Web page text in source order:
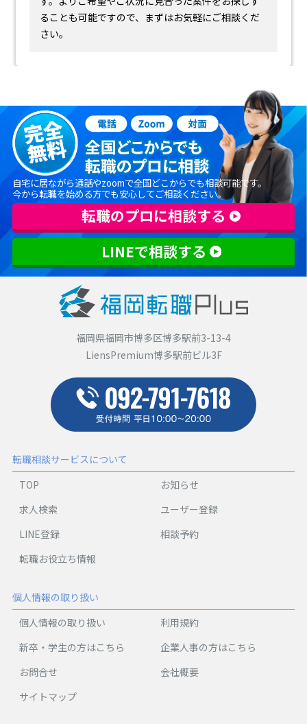
ることも可能ですので、まずはお気軽にご相談くだ
さい。
自宅に居ながら通話やzoomで全国どこからでも相談可能です。
今から転職を始める方でも安心してご相談ください。
転職のプロに相談する
LINEで相談する
福岡県福岡市博多区博多駅前3-13-4
LiensPremium博多駅前ビル3F
転職相談サービスについて
TOP
お知らせ
求人検索
ユーザー登録
LINE登録
相談予約
転職お役立ち情報
個人情報の取り扱い
個人情報の取り扱い
利用規約
新卒・学生の方はこちら
企業人事の方はこちら
お問合せ
会社概要
サイトマップ